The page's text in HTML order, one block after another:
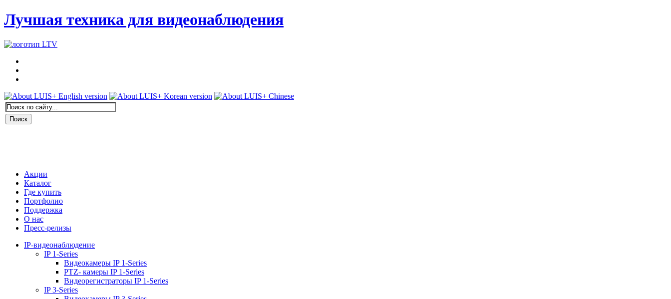
Лучшая техника для видеонаблюдения
Акции
Каталог
Где купить
Портфолио
Поддержка
О нас
Пресс-релизы
IP-видеонаблюдение
IP 1-Series
Видеокамеры IP 1-Series
PTZ- камеры IP 1-Series
Видеорегистраторы IP 1-Series
IP 3-Series